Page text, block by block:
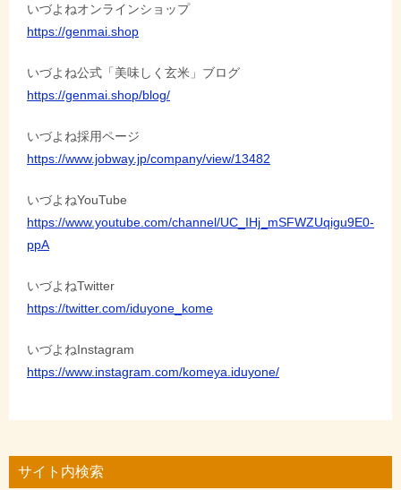
いづよねオンラインショップ
https://genmai.shop
いづよね公式「美味しく玄米」ブログ
https://genmai.shop/blog/
いづよね採用ページ
https://www.jobway.jp/company/view/13482
いづよねYouTube
https://www.youtube.com/channel/UC_IHj_mSFWZUqigu9E0-
ppA
いづよねTwitter
https://twitter.com/iduyone_kome
いづよねInstagram
https://www.instagram.com/komeya.iduyone/
サイト内検索